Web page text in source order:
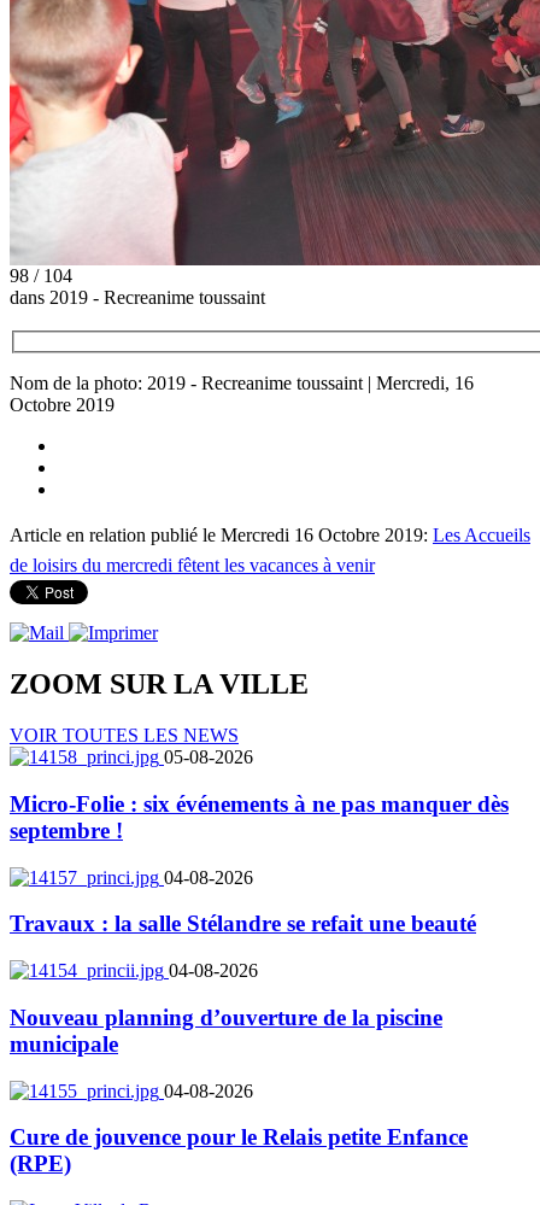
98 / 104
dans 2019 - Recreanime toussaint
Nom de la photo: 2019 - Recreanime toussaint | Mercredi, 16
Octobre 2019
Article en relation publié le Mercredi 16 Octobre 2019: Les Accueils
de loisirs du mercredi fêtent les vacances à venir
ZOOM SUR LAVILLE
VOIR TOUTES LES NEWS
05-08-2026
Micro-Folie : six événements à ne pas manquer dès
septembre !
04-08-2026
Travaux : la salle Stélandre se refait une beauté
04-08-2026
Nouveau planning d’ouverture de la piscine
municipale
04-08-2026
Cure de jouvence pour le Relais petite Enfance
(RPE)